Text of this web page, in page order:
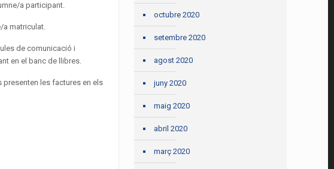
a participant.
a matriculat.
de comunicació i
en el banc de llibres.
presenten les factures en els
octubre 2020
setembre 2020
agost 2020
juny 2020
maig 2020
abril 2020
març 2020